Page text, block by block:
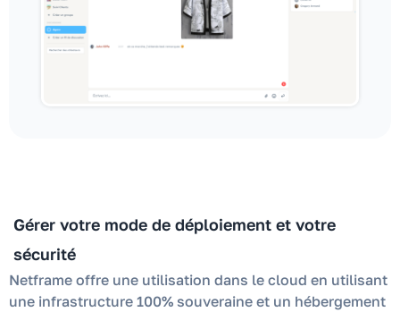
Gérer votre mode de déploiement et votre
sécurité
Netframe offre une utilisation dans le cloud en utilisant
une infrastructure 100% souveraine et un hébergement